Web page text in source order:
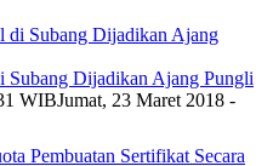
Subang Dijadikan Ajang Pungli
WIBJumat, 23 Maret 2018 -